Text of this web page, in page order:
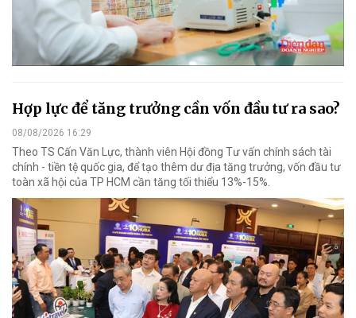
Hợp lực để tăng trưởng cần vốn đầu tư ra sao?
08/08/2026 16:29
Theo TS Cấn Văn Lực, thành viên Hội đồng Tư vấn chính sách tài
chính - tiền tệ quốc gia, để tạo thêm dư địa tăng trưởng, vốn đầu tư
toàn xã hội của TP HCM cần tăng tối thiểu 13%-15%.